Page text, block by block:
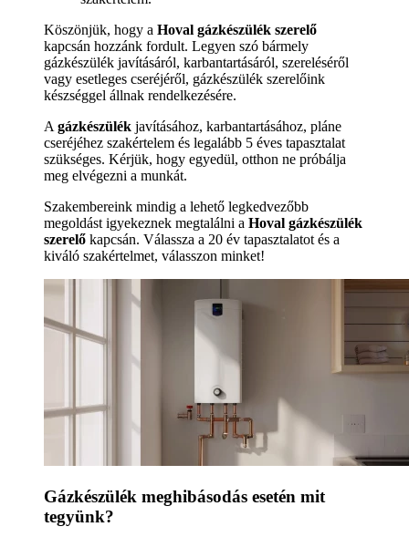
Köszönjük, hogy a Hoval gázkészülék szerelő
kapcsán hozzánk fordult. Legyen szó bármely
gázkészülék javításáról, karbantartásáról, szereléséről
vagy esetleges cseréjéről, gázkészülék szerelőink
készséggel állnak rendelkezésére.
A gázkészülék javításához, karbantartásához, pláne
cseréjéhez szakértelem és legalább 5 éves tapasztalat
szükséges. Kérjük, hogy egyedül, otthon ne próbálja
meg elvégezni a munkát.
Szakembereink mindig a lehető legkedvezőbb
megoldást igyekeznek megtalálni a Hoval gázkészülék
szerelő kapcsán. Válassza a 20 év tapasztalatot és a
kiváló szakértelmet, válasszon minket!
Gázkészülék meghibásodás esetén mit
tegyünk?